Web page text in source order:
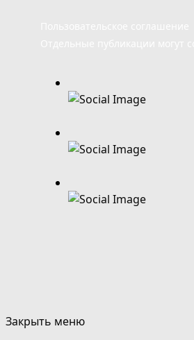
Закрыть меню